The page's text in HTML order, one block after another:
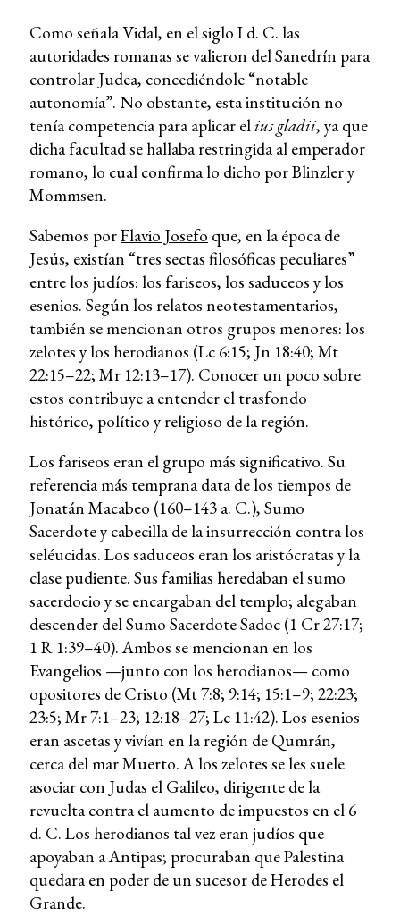
Como señala Vidal, en el siglo I d. C. las
autoridades romanas se valieron del Sanedrín para
controlar Judea, concediéndole “notable
autonomía”. No obstante, esta institución no
tenía competencia para aplicar elius gladii, ya que
dicha facultad se hallaba restringida al emperador
romano, lo cual confirma lo dicho por Blinzler y
Mommsen.
Sabemos porFlavio Josefo que, en la época de
Jesús, existían “tres sectas filosóficas peculiares”
entre los judíos: los fariseos, los saduceos y los
esenios. Según los relatos neotestamentarios,
también se mencionan otros grupos menores: los
zelotes y los herodianos (Lc 6:15; Jn 18:40; Mt
22:15–22; Mr 12:13–17). Conocer un poco sobre
estos contribuye a entender el trasfondo
histórico, político y religioso de la región.
Los fariseos eran el grupo más significativo. Su
referencia más temprana data de los tiempos de
Jonatán Macabeo (160–143 a. C.), Sumo
Sacerdote y cabecilla de la insurrección contra los
seléucidas. Los saduceos eran los aristócratas y la
clase pudiente. Sus familias heredaban el sumo
sacerdocio y se encargaban del templo; alegaban
descender del Sumo Sacerdote Sadoc (1 Cr 27:17;
1 R 1:39–40). Ambos se mencionan en los
Evangelios —junto con los herodianos— como
opositores de Cristo (Mt 7:8; 9:14; 15:1–9; 22:23;
23:5; Mr 7:1–23; 12:18–27; Lc 11:42). Los esenios
eran ascetas y vivían en la región de Qumrán,
cerca del mar Muerto. A los zelotes se les suele
asociar con Judas el Galileo, dirigente de la
revuelta contra el aumento de impuestos en el 6
d. C. Los herodianos tal vez eran judíos que
apoyaban a Antipas; procuraban que Palestina
quedara en poder de un sucesor de Herodes el
Grande.